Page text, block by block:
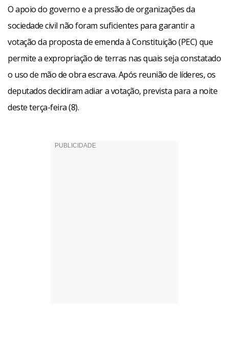
O apoio do governo e a pressão de organizações da
sociedade civil não foram suficientes para garantir a
votação da proposta de emenda à Constituição (PEC) que
permite a expropriação de terras nas quais seja constatado
o uso de mão de obra escrava. Após reunião de líderes, os
deputados decidiram adiar a votação, prevista para a noite
deste terça-feira (8).